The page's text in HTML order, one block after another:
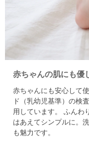
赤ちゃんの肌にも優
赤ちゃんにも安心して
ド（乳幼児基準）の検
用しています。
ふんわ
はあえてシンプルに。
も魅力です。